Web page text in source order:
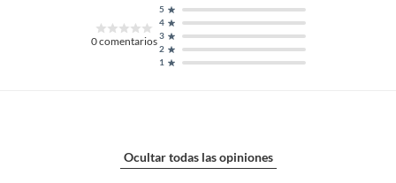
0comentarios
1
2
3
4
5
Ocultar todas las opiniones